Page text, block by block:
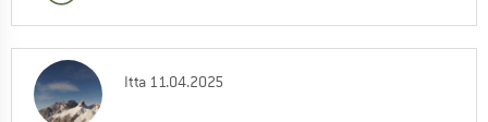
Itta 11.04.2025